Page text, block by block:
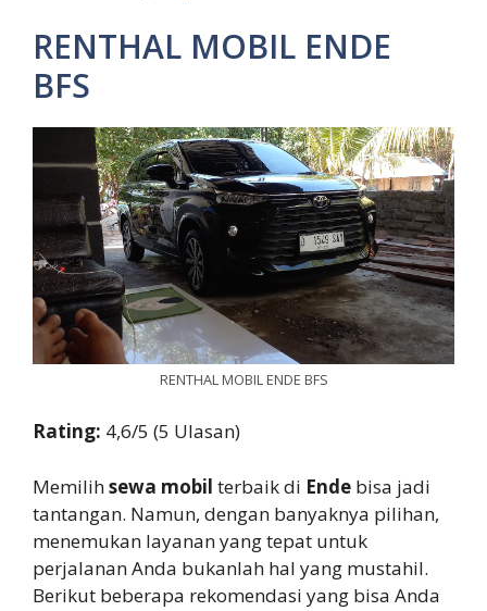
RENTHAL MOBIL ENDE
BFS
RENTHAL MOBIL ENDE BFS
Rating: 4,6/5 (5 Ulasan)
Memilihsewa mobil terbaik di Ende bisa jadi
tantangan. Namun, dengan banyaknya pilihan,
menemukan layanan yang tepat untuk
perjalanan Anda bukanlah hal yang mustahil.
Berikut beberapa rekomendasi yang bisa Anda